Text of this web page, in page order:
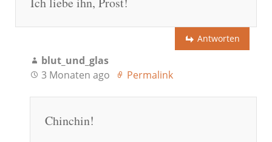
Antworten
blut_und_glas
3 Monaten ago
Permalink
Chinchin!